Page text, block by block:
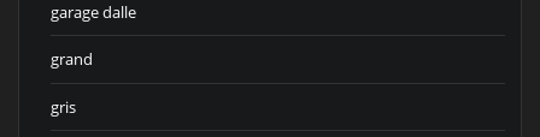
garage dalle
grand
gris